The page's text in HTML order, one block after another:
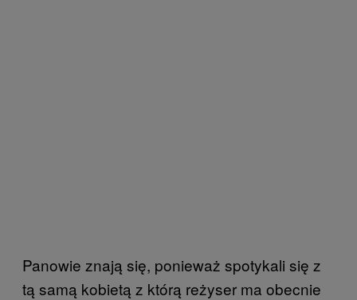
Panowie znają się, ponieważ spotykali się z
tą samą kobietą z którą reżyser ma obecnie